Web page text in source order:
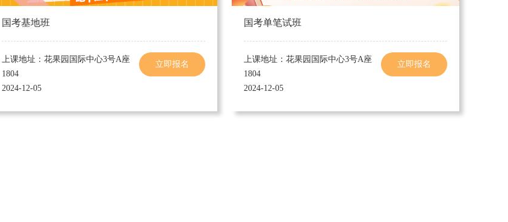
国考基地班
上课地址：花果园国际中心3号A座
1804
2024-12-05
立即报名
国考单笔试班
上课地址：花果园国际中心3号A座
1804
2024-12-05
立即报名